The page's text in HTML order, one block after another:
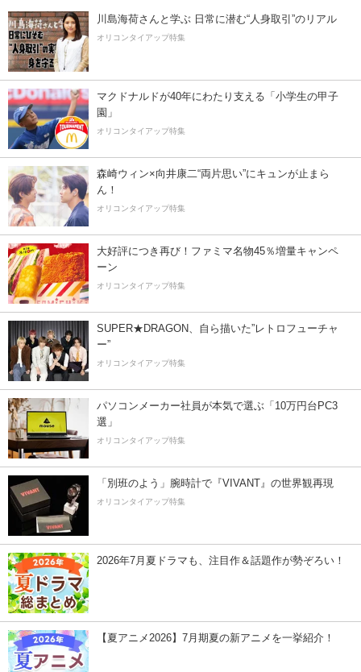
川島海荷さんと学ぶ 日常に潜む“人身取引”のリアル
オリコンタイアップ特集
マクドナルドが40年にわたり支える「小学生の甲子
園」
オリコンタイアップ特集
森崎ウィン×向井康二“両片思い”にキュンが止まら
ん！
オリコンタイアップ特集
大好評につき再び！ファミマ名物45％増量キャンペ
ーン
オリコンタイアップ特集
SUPER★DRAGON、自ら描いた”レトロフューチャ
ー”
オリコンタイアップ特集
パソコンメーカー社員が本気で選ぶ「10万円台PC3
選」
オリコンタイアップ特集
「別班のよう」腕時計で『VIVANT』の世界観再現
オリコンタイアップ特集
2026年7月夏ドラマも、注目作＆話題作が勢ぞろい！
【夏アニメ2026】7月期夏の新アニメを一挙紹介！